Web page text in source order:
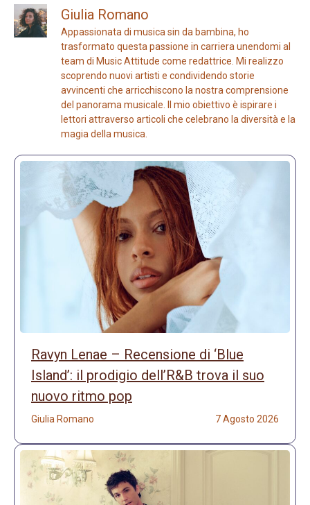
Giulia Romano
Appassionata di musica sin da bambina, ho
trasformato questa passione in carriera unendomi al
team di Music Attitude come redattrice. Mi realizzo
scoprendo nuovi artisti e condividendo storie
avvincenti che arricchiscono la nostra comprensione
del panorama musicale. Il mio obiettivo è ispirare i
lettori attraverso articoli che celebrano la diversità e la
magia della musica.
Ravyn Lenae – Recensione di ‘Blue
Island’: il prodigio dell’R&B trova il suo
nuovo ritmo pop
Giulia Romano 7 Agosto 2026